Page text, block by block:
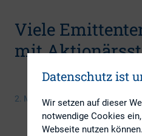
Viele
mit
2. Mai 2016
Datenschutz ist
Wir setzen auf dieser
notwendige Cookies
Webseite nutzen